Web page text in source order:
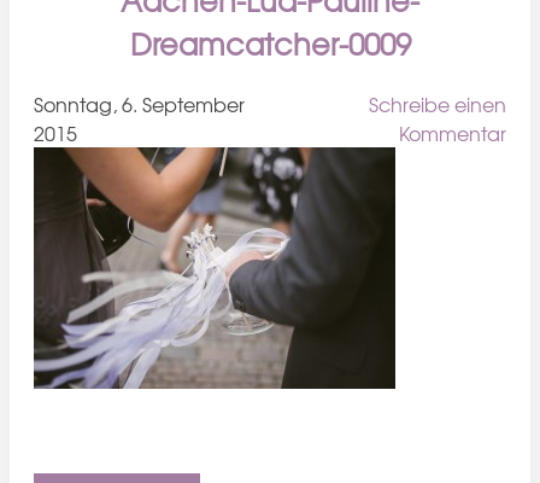
Dreamcatcher-0009
Sonntag, 6. September
2015
Schreibe einen
Kommentar